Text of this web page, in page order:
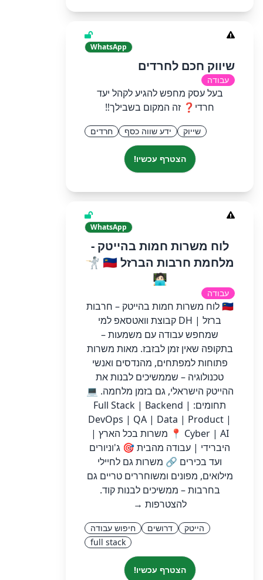
WhatsApp
שיווק חכם לחרדים
עבודה
‏בעל עסק מחפש להגיע לקהל יעד
חרדי❓ זה המקום בשבילך‼️
שייוק ידע שווה כסף חרדים
הצטרף עכשיו!
WhatsApp
לוח משרות חמות בהייטק -
מלחמת חרבות הברזל 🇮🇱 🤺
🧑🏻‍💻
עבודה
🇮🇱 לוח משרות חמות בהייטק – חרבות
ברזל | DH קבוצת וואטסאפ למי
שמחפש עבודה עם משמעות –
בתקופה שאין זמן לבזבז. מאות משרות
פתוחות למפתחים, מהנדסים ואנשי
טכנולוגיה – שממשיכים לבנות את
ההייטק הישראלי, גם בזמן מלחמה. 💻
תחומים: Full Stack | Backend |
DevOps | QA | Data | Product |
Cyber | AI 📍 משרות בכל הארץ |
היברידי | עבודה מהבית 🎯 ג'וניורים
ועד בכירים 🔗 משרות גם לחיילי
מילואים, מפונים ומשוחררים טריים גם
בחרבות – ממשיכים לבנות קוד.
להצטרפות →
הייטק דרושים
חיפוש עבודה
full stack
הצטרף עכשיו!